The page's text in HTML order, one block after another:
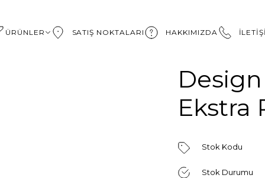
ÜRÜNLER SATIŞ NOKTALARI HAKKIMIZDA
Ekstra
Stok Kodu
Stok Durumu